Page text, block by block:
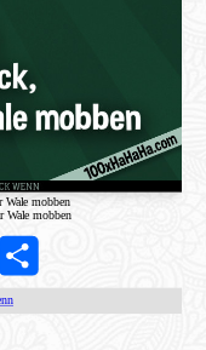
Wale mobben
Wale mobben
Twitter Share